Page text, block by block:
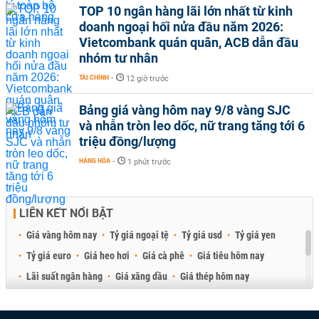
TOP 10 ngân hàng lãi lớn nhất từ kinh
doanh ngoại hối nửa đầu năm 2026:
Vietcombank quán quân, ACB dẫn đầu
nhóm tư nhân
TÀI CHÍNH - 12 giờ trước
Bảng giá vàng hôm nay 9/8 vàng SJC
và nhẫn tròn leo dốc, nữ trang tăng tới 6
triệu đồng/lượng
HÀNG HÓA - 1 phút trước
LIÊN KẾT NỔI BẬT
Giá vàng hôm nay Tỷ giá ngoại tệ Tỷ giá usd
Tỷ giá yen
Tỷ giá euro
Giá heo hơi Giá cà phê
Giá tiêu hôm nay
Lãi suất ngân hàng
Giá xăng dầu
Giá thép hôm nay